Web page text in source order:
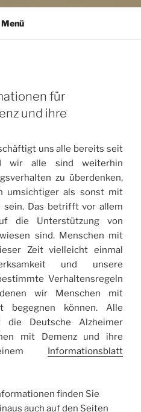
Menü
für
und ihre
uns alle bereits seit
wir alle sind weiterhin
zu überdenken,
umsichtiger als sonst mit
sein. Das betrifft vor allem
die Unterstützung von
sind. Menschen mit
Zeit vielleicht einmal
und unsere
Verhaltensregeln
wir Menschen mit
begegnen können. Alle
die Deutsche Alzheimer
mit Demenz und ihre
Informationsblatt
finden Sie
auch auf den Seiten